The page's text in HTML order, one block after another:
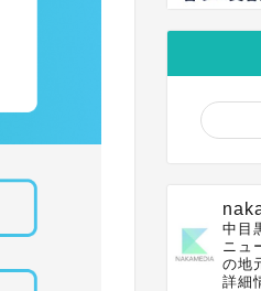
中目
ニュ
の地
詳細